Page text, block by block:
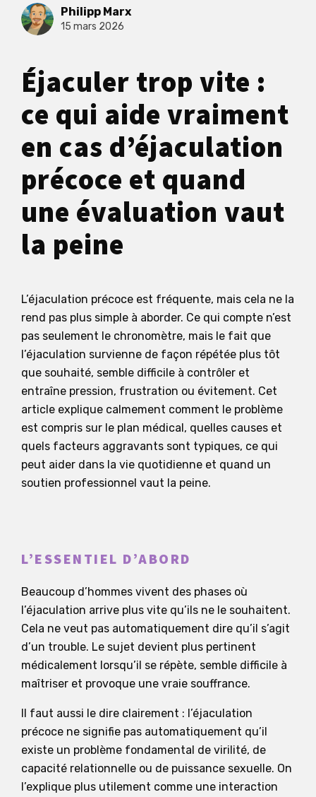
Philipp Marx
15 mars 2026
Éjaculer trop vite :
ce qui aide vraiment
en cas d’éjaculation
précoce et quand
une évaluation vaut
la peine
L’éjaculation précoce est fréquente, mais cela ne la
rend pas plus simple à aborder. Ce qui compte n’est
pas seulement le chronomètre, mais le fait que
l’éjaculation survienne de façon répétée plus tôt
que souhaité, semble difficile à contrôler et
entraîne pression, frustration ou évitement. Cet
article explique calmement comment le problème
est compris sur le plan médical, quelles causes et
quels facteurs aggravants sont typiques, ce qui
peut aider dans la vie quotidienne et quand un
soutien professionnel vaut la peine.
L’ESSENTIEL D’ABORD
Beaucoup d’hommes vivent des phases où
l’éjaculation arrive plus vite qu’ils ne le souhaitent.
Cela ne veut pas automatiquement dire qu’il s’agit
d’un trouble. Le sujet devient plus pertinent
médicalement lorsqu’il se répète, semble difficile à
maîtriser et provoque une vraie souffrance.
Il faut aussi le dire clairement : l’éjaculation
précoce ne signifie pas automatiquement qu’il
existe un problème fondamental de virilité, de
capacité relationnelle ou de puissance sexuelle. On
l’explique plus utilement comme une interaction